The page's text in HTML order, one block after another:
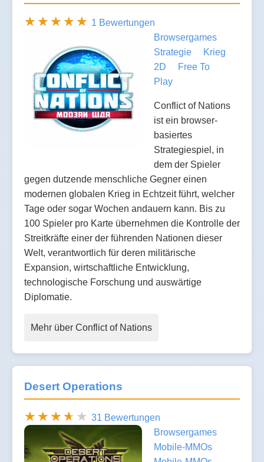
1 Bewertungen
Browsergames
Strategie
Krieg
2D
Free To
Play
Conflict of Nations
ist ein browser-
basiertes
Strategiespiel, in
dem der Spieler
gegen dutzende menschliche Gegner einen
modernen globalen Krieg in Echtzeit führt, welcher
Tage oder sogar Wochen andauern kann. Bis zu
100 Spieler pro Karte übernehmen die Kontrolle der
Streitkräfte einer der führenden Nationen dieser
Welt, verantwortlich für deren militärische
Expansion, wirtschaftliche Entwicklung,
technologische Forschung und auswärtige
Diplomatie.
Mehr über Conflict of Nations
Desert Operations
31 Bewertungen
Browsergames
Mobile-MMOs